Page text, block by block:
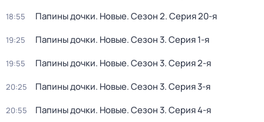
18:55 Папины дочки. Новые. Сезон 2. Серия 20-я
19:25 Папины дочки. Новые. Сезон 3. Серия 1-я
19:55 Папины дочки. Новые. Сезон 3. Серия 2-я
20:25 Папины дочки. Новые. Сезон 3. Серия 3-я
20:55 Папины дочки. Новые. Сезон 3. Серия 4-я